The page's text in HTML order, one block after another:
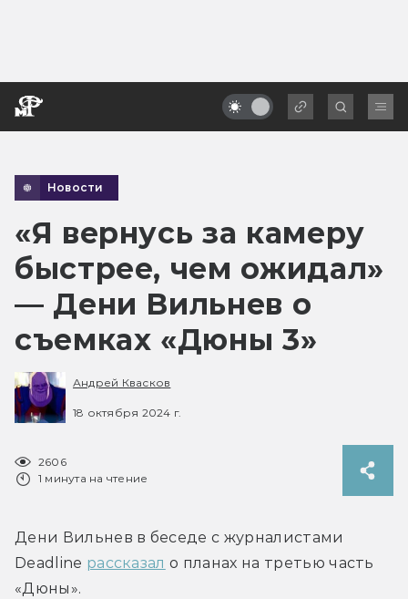
Новости
«Я вернусь за камеру
быстрее, чем ожидал»
— Дени Вильнев о
съемках «Дюны 3»
Андрей Квасков
18 октября 2024 г.
2606
1 минута на чтение
Дени Вильнев в беседе с журналистами
Deadline рассказал о планах на третью часть
«Дюны».